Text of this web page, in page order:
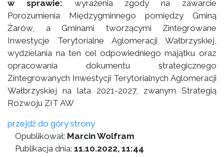
w sprawie:
wyrażenia zgody na zawarcie
Porozumienia Międzygminnego pomiędzy Gminą
Żarów, a Gminami tworzącymi Zintegrowane
Inwestycje Terytorialne Aglomeracji Wałbrzyskiej,
wydzielania na ten cel odpowiedniego majątku oraz
opracowania dokumentu strategicznego
Zintegrowanych Inwestycji Terytorialnych Aglomeracji
Wałbrzyskiej na lata 2021-2027, zwanym Strategią
Rozwoju ZIT AW
przejdź do góry strony
Opublikował: Marcin Wolfram
Publikacja dnia: 11.10.2022, 11:44